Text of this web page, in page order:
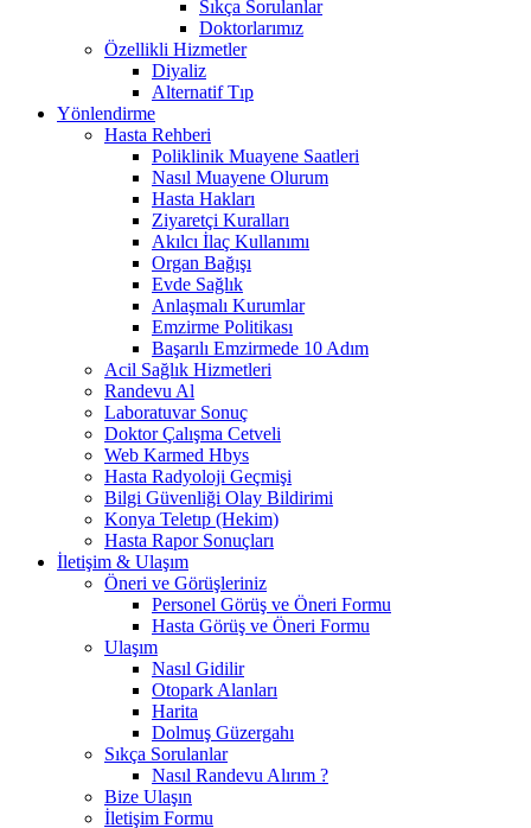
Sıkça Sorulanlar
Doktorlarımız
Özellikli Hizmetler
Diyaliz
Alternatif Tıp
Yönlendirme
Hasta Rehberi
Poliklinik Muayene Saatleri
Nasıl Muayene Olurum
Hasta Hakları
Ziyaretçi Kuralları
Akılcı İlaç Kullanımı
Organ Bağışı
Evde Sağlık
Anlaşmalı Kurumlar
Emzirme Politikası
Başarılı Emzirmede 10 Adım
Acil Sağlık Hizmetleri
Randevu Al
Laboratuvar Sonuç
Doktor Çalışma Cetveli
Web Karmed Hbys
Hasta Radyoloji Geçmişi
Bilgi Güvenliği Olay Bildirimi
Konya Teletıp (Hekim)
Hasta Rapor Sonuçları
İletişim & Ulaşım
Öneri ve Görüşleriniz
Personel Görüş ve Öneri Formu
Hasta Görüş ve Öneri Formu
Ulaşım
Nasıl Gidilir
Otopark Alanları
Harita
Dolmuş Güzergahı
Sıkça Sorulanlar
Nasıl Randevu Alırım ?
Bize Ulaşın
İletişim Formu